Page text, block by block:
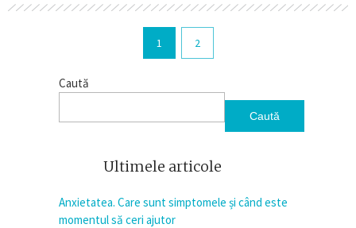
1 2
Caută
Caută
Ultimele articole
Anxietatea. Care sunt simptomele și când este
momentul să ceri ajutor